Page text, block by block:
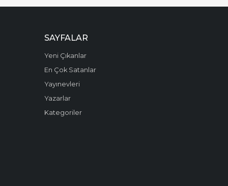
SAYFALAR
Yeni Çıkanlar
En Çok Satanlar
Yayınevleri
Yazarlar
Kategoriler